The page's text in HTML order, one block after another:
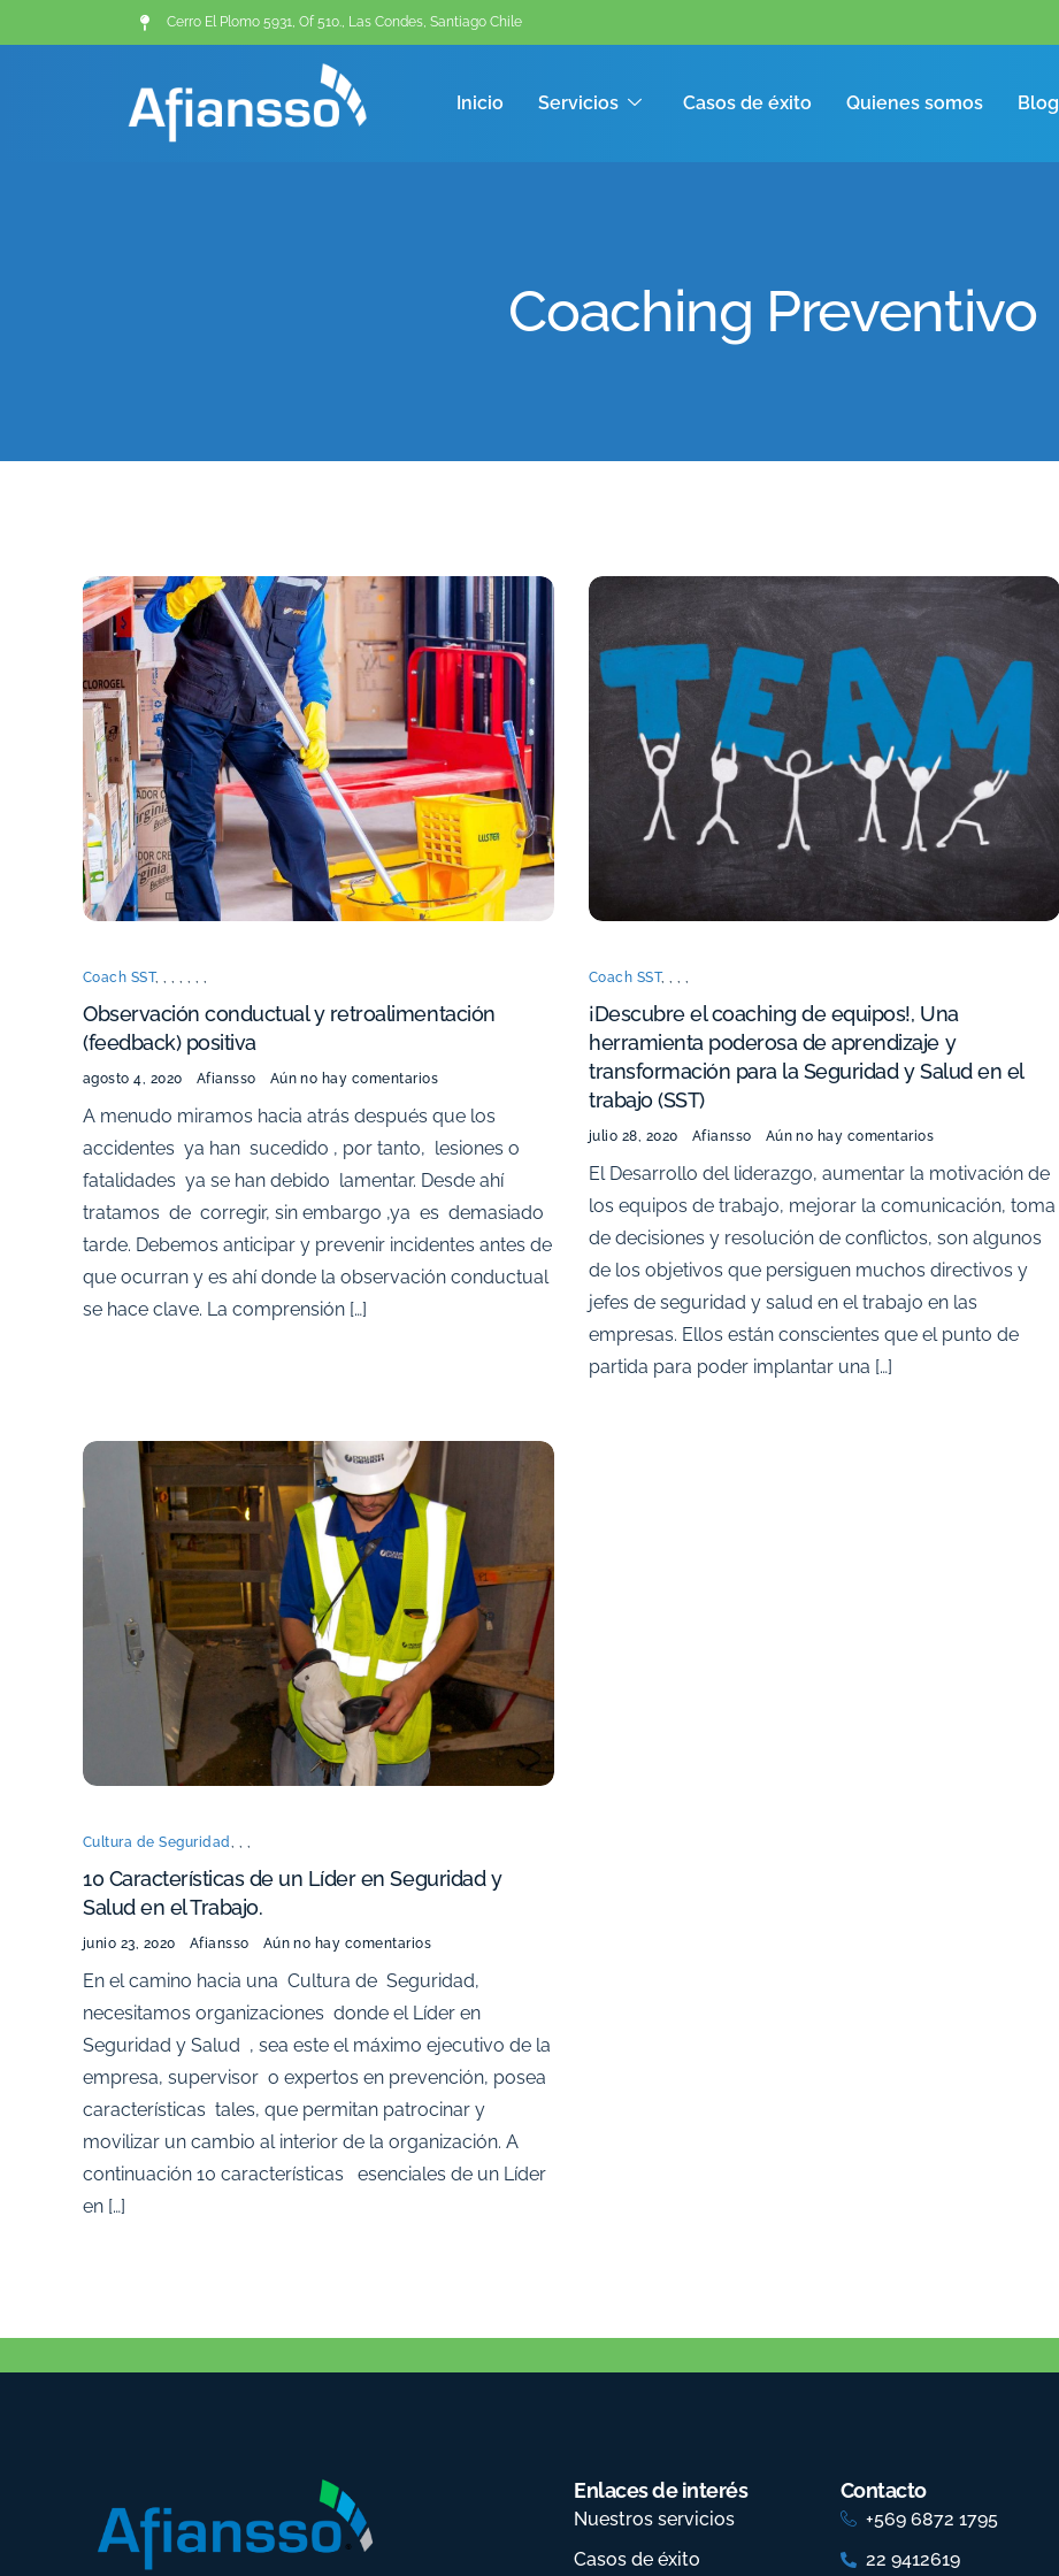
Cerro El Plomo 5931, Of 510., Las Condes, Santiago Chile
Inicio Servicios Casos de éxito Quienes somos Blog
Coaching Preventivo
Coach SST,
Observación conductual y retroalimentación
(feedback) positiva
agosto 4, 2020 Afiansso Aún no hay comentarios
A menudo miramos hacia atrás después que los
accidentes ya han sucedido , por tanto, lesiones o
fatalidades ya se han debido lamentar. Desde ahí
tratamos de corregir, sin embargo ,ya es demasiado
tarde. Debemos anticipar y prevenir incidentes antes de
que ocurran y es ahí donde la observación conductual
se hace clave. La comprensión […]
Coach SST,
¡Descubre el coaching de equipos!, Una
herramienta poderosa de aprendizaje y
transformación para la Seguridad y Salud en el
trabajo (SST)
julio 28, 2020 Afiansso Aún no hay comentarios
El Desarrollo del liderazgo, aumentar la motivación de
los equipos de trabajo, mejorar la comunicación, toma
de decisiones y resolución de conflictos, son algunos
de los objetivos que persiguen muchos directivos y
jefes de seguridad y salud en el trabajo en las
empresas. Ellos están conscientes que el punto de
partida para poder implantar una […]
Cultura de Seguridad
10 Características de un Líder en Seguridad y
Salud en el Trabajo.
junio 23, 2020 Afiansso Aún no hay comentarios
En el camino hacia una Cultura de Seguridad,
necesitamos organizaciones donde el Líder en
Seguridad y Salud , sea este el máximo ejecutivo de la
empresa, supervisor o expertos en prevención, posea
características tales, que permitan patrocinar y
movilizar un cambio al interior de la organización. A
continuación 10 características esenciales de un Líder
en […]
Enlaces de interés
Nuestros servicios
Casos de éxito
Contacto
+569 6872 1795
22 9412619